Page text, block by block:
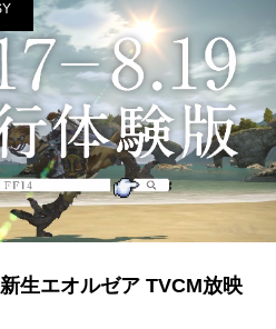
生エオルゼア TVCM放映